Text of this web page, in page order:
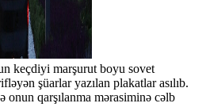
keçdiyi marşurut boyu sovet
şüarlar yazılan plakatlar asılıb.
onun qarşılanma mərasiminə cəlb